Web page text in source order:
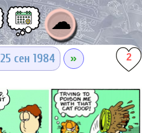
☁
25 сен 1984 » 2